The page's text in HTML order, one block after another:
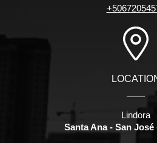
Lindora
Santa Ana - San José